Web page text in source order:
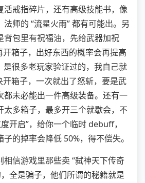
活戒指碎片，还有高级技能书，像
法师的 “流星火雨” 都有可能出。另
背包里有祝福油，先给武器加祝
箱子，出好东西的概率会再提高
是很多老玩家验证过的，我自己就
开箱子，一次就出了怒斩，要是武
都未必能出一件高级装备。还有一
太多箱子，最多开三个就歇会，不
开启”，给你一个临时 debuff，
的掉率会降低 50%，得不偿失。
信游戏里那些卖 “弑神天下传奇
全是骗子，他们所谓的秘籍就是